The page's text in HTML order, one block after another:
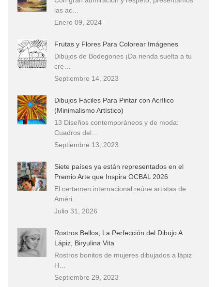
las ac…
Enero 09, 2024
Frutas y Flores Para Colorear Imágenes
Dibujos de Bodegones ¡Da rienda suelta a tu
cre…
Septiembre 14, 2023
Dibujos Fáciles Para Pintar con Acrílico
(Minimalismo Artístico)
13 Diseños contemporáneos y de moda:
Cuadros del…
Septiembre 13, 2023
Siete países ya están representados en el
Premio Arte que Inspira OCBAL 2026
El certamen internacional reúne artistas de
Améri…
Julio 31, 2026
Rostros Bellos, La Perfección del Dibujo A
Lápiz, Biryulina Vita
Rostros bonitos de mujeres dibujados a lápiz
H…
Septiembre 29, 2023